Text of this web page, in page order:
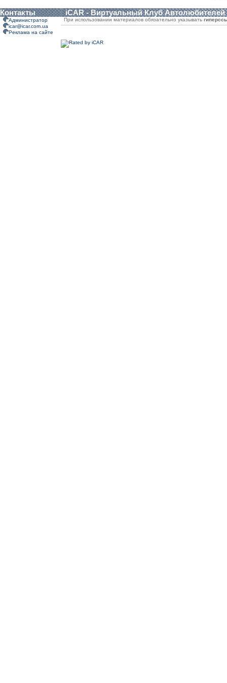
Контакты iCAR - Виртуальный Клуб Автолюбителей
Администратор
icar@icar.com.ua
Реклама на сайте
При использовании материалов обязательно указывать